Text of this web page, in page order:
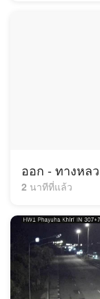
ออก - ทางหล
2 นาทีที่แล้ว